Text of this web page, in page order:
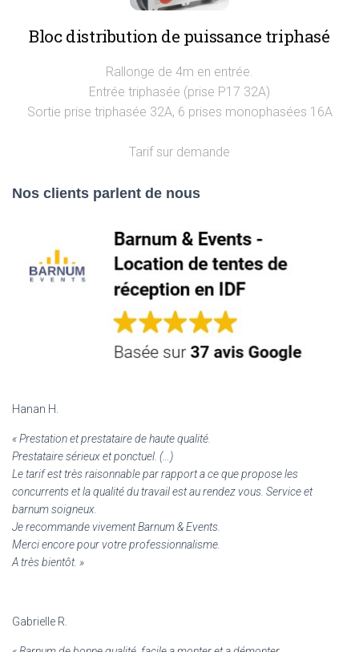
Bloc distribution de puissance triphasé
Rallonge de 4m en entrée.
Entrée triphasée (prise P17 32A)
Sortie prise triphasée 32A, 6 prises monophasées 16A
Tarif sur demande
Nos clients parlent de nous
Hanan H.
«Prestation et prestataire de haute qualité.
Prestataire sérieux et ponctuel. (…)
Le tarif est très raisonnable par rapport a ce que propose les
concurrents et la qualité du travail est au rendez vous. Service et
barnum soigneux.
Je recommande vivement Barnum & Events.
Merci encore pour votre professionnalisme.
A très bientôt. »
Gabrielle R.